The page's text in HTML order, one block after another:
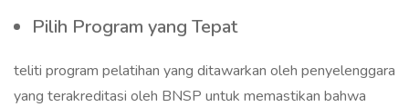
Pilih Program yang Tepat
teliti program pelatihan yang ditawarkan oleh penyelenggara
yang terakreditasi oleh BNSP untuk memastikan bahwa